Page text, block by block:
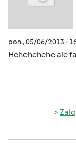
pon., 05/06/2013 -
Hehehehehe ale